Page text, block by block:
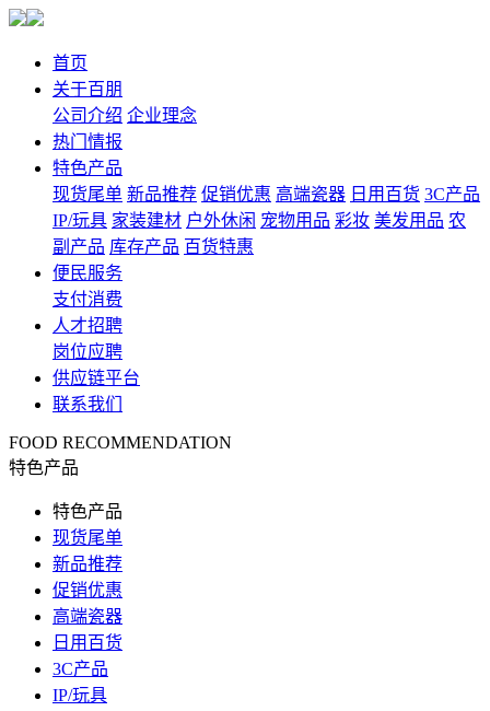
首页
关于百朋
公司介绍 企业理念
热门情报
特色产品
现货尾单 新品推荐 促销优惠 高端瓷器 日用百货 3C产品
IP/玩具 家装建材 户外休闲 宠物用品 彩妆 美发用品 农
副产品 库存产品 百货特惠
便民服务
支付消费
人才招聘
岗位应聘
供应链平台
联系我们
FOOD RECOMMENDATION
特色产品
特色产品
现货尾单
新品推荐
促销优惠
高端瓷器
日用百货
3C产品
IP/玩具